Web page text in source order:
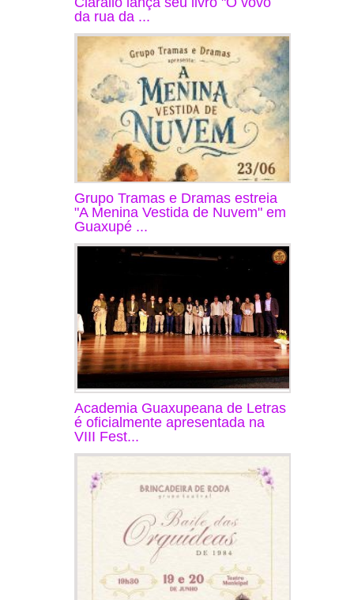
da rua da ...
Grupo Tramas e Dramas estreia
"A Menina Vestida de Nuvem" em
Guaxupé ...
Academia Guaxupeana de Letras
é oficialmente apresentada na
VIII Fest...